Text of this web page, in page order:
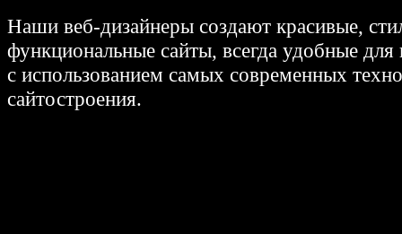
Наши веб-дизайнеры создают красивые,
функциональные сайты, всегда удобные для
с использованием самых современных
сайтостроения.